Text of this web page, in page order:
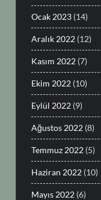
Ocak 2023 (14)
Aralık 2022 (12)
Kasım 2022 (7)
Ekim 2022 (10)
Eylül 2022 (9)
Ağustos 2022 (8)
Temmuz 2022 (5)
Haziran 2022 (10)
Mayıs 2022 (6)